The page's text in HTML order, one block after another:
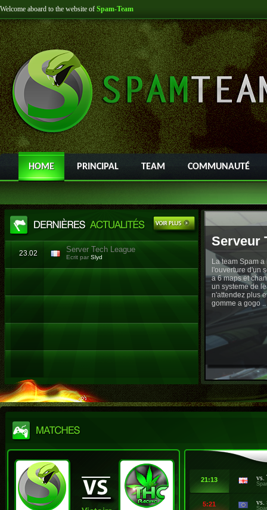
Welcome aboard to the website of Spam-Team
HOME PRINCIPAL TEAM COMMUNAUTÉ
23.02 Server Tech League
Ecrit par Slyd
Serveur
La team Spam
l'ouverture d'un
a 6 maps et
un systeme de
n'attendez plus
gomme a gogo ..
21:13 vs.
5:21 vs.